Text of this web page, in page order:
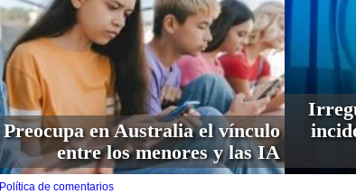
Preocupa en Australia el vínculo
entre los menores y las IA
Política de comentarios